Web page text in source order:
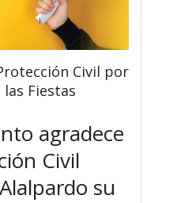
Civil por
Fiestas
agradece
Civil
su